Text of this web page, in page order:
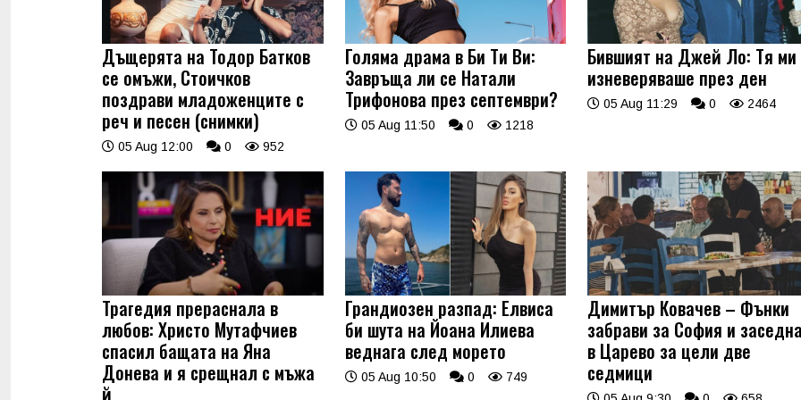
Дъщерята на Тодор Батков
се омъжи, Стоичков
поздрави младоженците с
реч и песен (снимки)
05 Aug 12:00 0 952
Голяма драма в Би Ти Ви:
Завръща ли се Натали
Трифонова през септември?
05 Aug 11:50 0 1218
Бившият на Джей Ло: Тя ми
изневеряваше през ден
05 Aug 11:29 0 2464
Трагедия прераснала в
любов: Христо Мутафчиев
спасил бащата на Яна
Донева и я срещнал с мъжа
й
Грандиозен разпад: Елвиса
би шута на Йоана Илиева
веднага след морето
05 Aug 10:50 0 749
Димитър Ковачев – Фънки
забрави за София и
в Царево за цели две
седмици